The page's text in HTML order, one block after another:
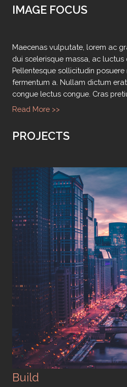
IMAGE FOCUS
Maecenas vulputate, lorem ac
dui scelerisque massa, ac luctus
Pellentesque sollicitudin
fermentum a. Nullam dictum
congue lectus congue. Cras
Read More >>
PROJECTS
Build